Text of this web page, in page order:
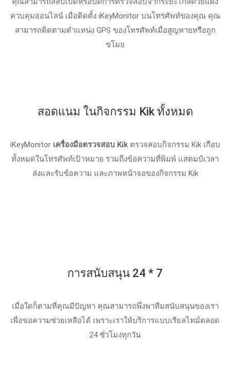
ควบคุมออนไลน์ เมื่อติดตั้ง iKeyMonitor บนโทรศัพท์ของคุณ คุณ
สามารถติดตามตําแหน่ง GPS ของโทรศัพท์เมื่อสูญหายหรือถูก
ขโมย
สอดแนม ในกิจกรรม Kik ทั้งหมด
iKeyMonitor เครื่องมือตรวจสอบ Kikตรวจสอบกิจกรรม Kik เกือบ
ทั้งหมดในโทรศัพท์เป้าหมาย รวมถึงข้อความที่พิมพ์ แสตมป์เวลา
ส่งและรับข้อความ และภาพหน้าจอของกิจกรรม Kik
การสนับสนุน 24 * 7
เมื่อใดก็ตามที่คุณมีปัญหา คุณสามารถพึ่งพาทีมสนับสนุนของเรา
เพื่อขอความช่วยเหลือได้ เพราะเราให้บริการแบบเรียลไทม์ตลอด
24 ชั่วโมงทุกวัน